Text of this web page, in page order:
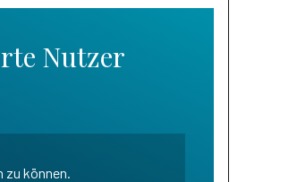
Nutzer
können.